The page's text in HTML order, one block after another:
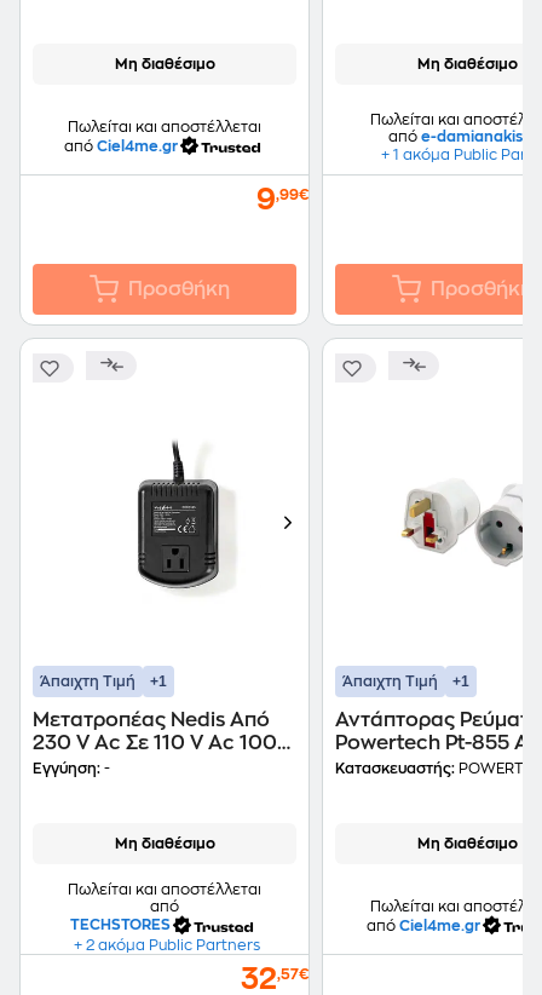
Μη διαθέσιμο
Πωλείται και αποστέλλεται
από Ciel4me.gr
9,99€
Προσθήκη
Μη διαθέσιμο
Πωλείται και
από e-damianakis.gr
+ 1 ακόμα Public
Προσθήκη
Άπαιχτη Τιμή +1
Μετατροπέας Nedis Από
230 V Ac Σε 110 V Ac 100
Va
Εγγύηση: -
Μη διαθέσιμο
Πωλείται και αποστέλλεται
από
TECHSTORES
+ 2 ακόμα Public Partners
32,57€
Άπαιχτη Τιμή +1
Αντάπτορας
Powertech Pt-855
Σε German Type, 13a
Κατασκευαστής:
Μη διαθέσιμο
Πωλείται και
από Ciel4me.gr